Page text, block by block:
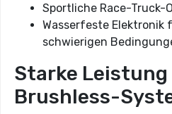
Sportliche Race-Truck-
Wasserfeste Elektronik
schwierigen
Starke
Brushless-